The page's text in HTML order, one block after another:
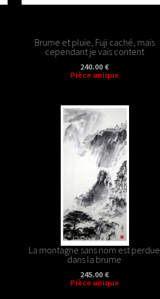
Brume et pluie, Fuji caché, mais
cependant je vais content
240.00 €
Pièce unique
La montagne sans nom est perdue
dans la brume
245.00 €
Pièce unique